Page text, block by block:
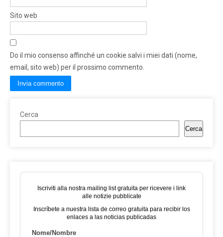
Sito web
Do il mio consenso affinché un cookie salvi i miei dati (nome,
email, sito web) per il prossimo commento.
Cerca
Cerca
Iscriviti alla nostra mailing list gratuita per ricevere i link
alle notizie pubblicate
Inscríbete a nuestra lista de correo gratuita para recibir los
enlaces a las noticias publicadas
Nome/Nombre